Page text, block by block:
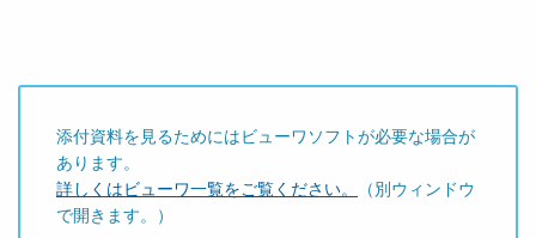
添付資料を見るためにはビューワソフトが必要な場合が
あります。
詳しくはビューワ一覧をご覧ください。
（別ウィンドウ
で開きます。）